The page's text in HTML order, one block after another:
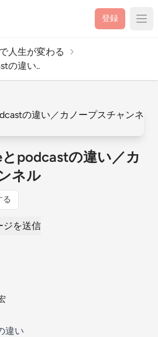
登録
人生が変わる
の違い..
podcastの違い／カ
ネル
る
ジを送信
違い